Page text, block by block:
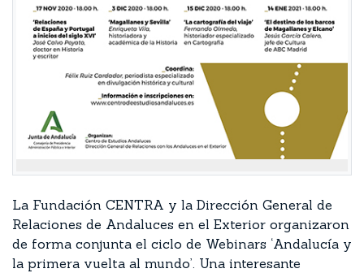
La Fundación CENTRA y la Dirección General de
Relaciones de Andaluces en el Exterior organizaron
de forma conjunta el ciclo de Webinars ‘Andalucía y
la primera vuelta al mundo’. Una interesante